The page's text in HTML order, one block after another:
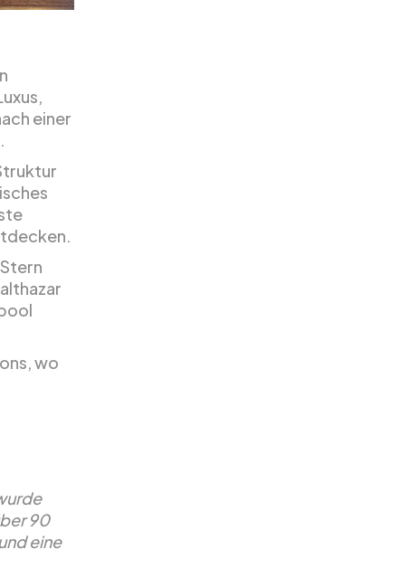
einer
wo
90
eine